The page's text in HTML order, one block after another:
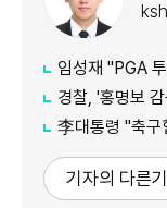
임성재 "PGA
경찰, '홍명보
李대통령 "축구협
기자의 다른